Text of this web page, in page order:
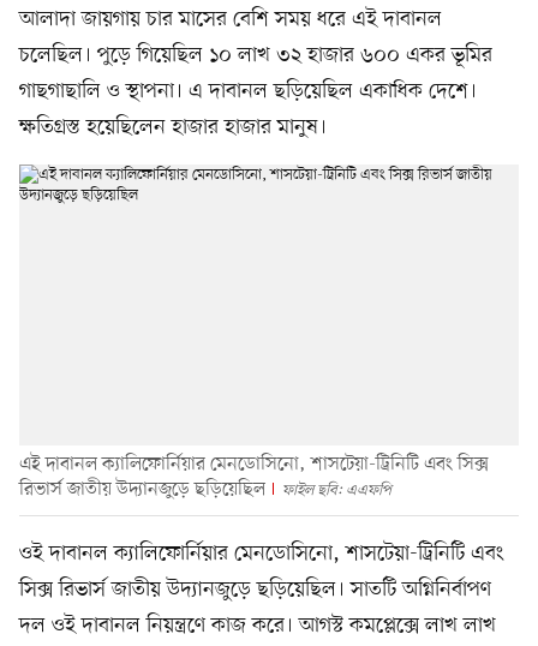
আলাদা জায়গায় চার মাসের বেশি সময় ধরে এই দাবানল
চলেছিল। পুড়ে গিয়েছিল ১০ লাখ ৩২ হাজার ৬০০ একর ভূমির
গাছগাছালি ও স্থাপনা। এ দাবানল ছড়িয়েছিল একাধিক দেশে।
ক্ষতিগ্রস্ত হয়েছিলেন হাজার হাজার মানুষ।
এই দাবানল ক্যালিফোর্নিয়ার মেনডোসিনো, শাসটেয়া-ট্রিনিটি এবং সিক্স
রিভার্স জাতীয় উদ্যানজুড়ে ছড়িয়েছিল
ফাইল ছবি: এএফপি
ওই দাবানল ক্যালিফোর্নিয়ার মেনডোসিনো, শাসটেয়া-ট্রিনিটি এবং
সিক্স রিভার্স জাতীয় উদ্যানজুড়ে ছড়িয়েছিল। সাতটি অগ্নিনির্বাপণ
দল ওই দাবানল নিয়ন্ত্রণে কাজ করে। আগস্ট কমপ্লেক্সে লাখ লাখ